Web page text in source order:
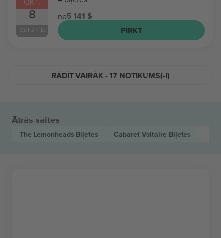
8
CETURTD.
no5 141 $
PIRKT
RĀDĪT VAIRĀK - 17 NOTIKUMS(-I)
Ātrās saites
The Lemonheads Biļetes Cabaret Voltaire Biļetes